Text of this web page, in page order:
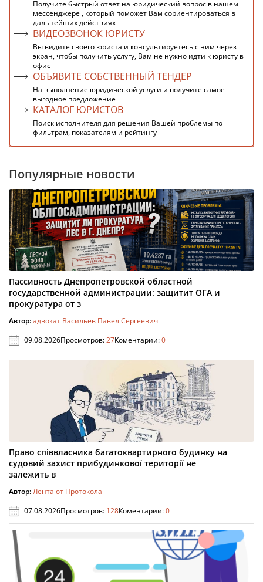
Получите быстрый ответ на юридический вопрос в нашем
мессенджере , который поможет Вам сориентироваться в
дальнейших действиях
ВИДЕОЗВОНОК ЮРИСТУ
Вы видите своего юриста и консультируетесь с ним через
экран, чтобы получить услугу, Вам не нужно идти к юристу в
офис
ОБЪЯВИТЕ СОБСТВЕННЫЙ ТЕНДЕР
На выполнение юридической услуги и получите самое
выгодное предложение
КАТАЛОГ ЮРИСТОВ
Поиск исполнителя для решения Вашей проблемы по
фильтрам, показателям и рейтингу
Популярные новости
Пассивность Днепропетровской областной
государственной администрации: защитит ОГА и
прокуратура от з
Автор:адвокат Васильев Павел Сергеевич
09.08.2026Просмотров:27Коментарии:0
Право співвласника багатоквартирного будинку на
судовий захист прибудинкової території не
залежить в
Автор:Лента от Протокола
07.08.2026Просмотров: 128Коментарии:0